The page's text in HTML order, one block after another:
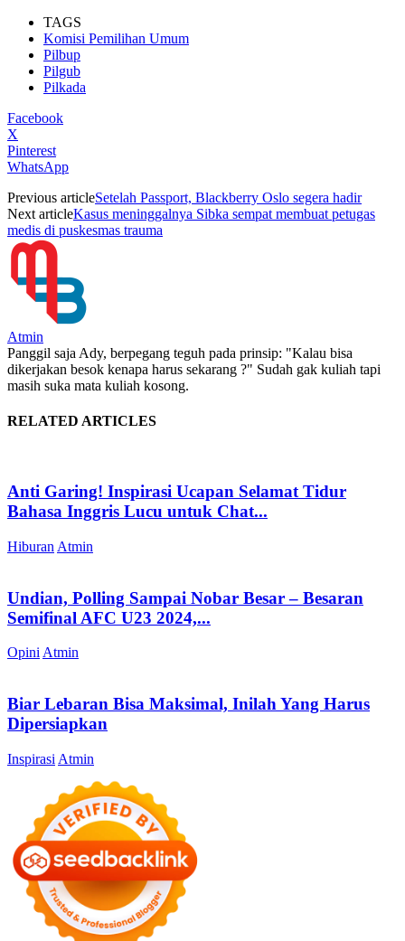
TAGS
Komisi Pemilihan Umum
Pilbup
Pilgub
Pilkada
Facebook
X
Pinterest
WhatsApp
Previous articleSetelah Passport, Blackberry Oslo segera hadir
Next articleKasus meninggalnya Sibka sempat membuat petugas
medis di puskesmas trauma
Atmin
Panggil saja Ady, berpegang teguh pada prinsip: "Kalau bisa
dikerjakan besok kenapa harus sekarang ?" Sudah gak kuliah tapi
masih suka mata kuliah kosong.
RELATED ARTICLES
Anti Garing! Inspirasi Ucapan Selamat Tidur
Bahasa Inggris Lucu untuk Chat...
Hiburan Atmin
Undian, Polling Sampai Nobar Besar – Besaran
Semifinal AFC U23 2024,...
Opini Atmin
Biar Lebaran Bisa Maksimal, Inilah Yang Harus
Dipersiapkan
Inspirasi Atmin